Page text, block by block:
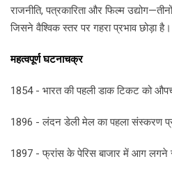
राजनीति, पत्रकारिता और फिल्म
जिसने वैश्विक स्तर पर गहरा प्रभाव छोड़ा है।
महत्वपूर्ण घटनाचक्र
1854 - भारत की पहली डाक टिकट को
1896 - लंदन डेली मेल का पहला संस्करण
1897 - फ्रांस के पेरिस बाजार में आग लगने